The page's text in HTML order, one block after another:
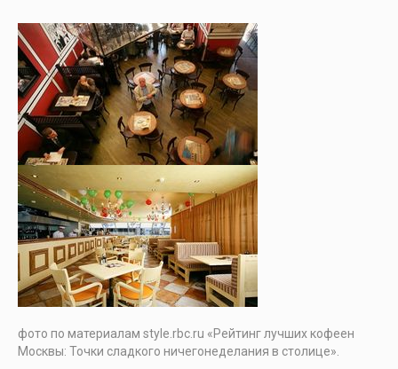
фото по материалам style.rbc.ru «Рейтинг лучших кофеен
Москвы: Точки сладкого ничегонеделания в столице».